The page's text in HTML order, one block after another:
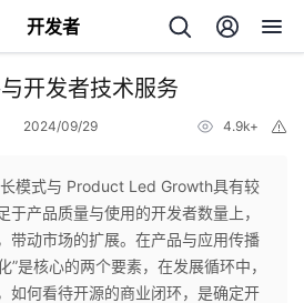
开发者
开发者技术服务
2024/09/29 4.9k+
长模式与 Product Led Growth具有较
于产品质量与使用的开发者数量上，
带动市场的扩展。在产品与应用传播
”是核心的两个要素，在发展循环中，
如何看待开源的商业闭环，是确定开